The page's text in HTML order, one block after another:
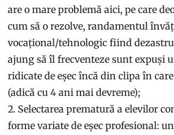
are o mare problemă aici, pe care
cum să o rezolve, randamentul
vocațional/tehnologic fiind
ajung să îl frecventeze sunt expuși
ridicate de eșec încă din clipa în
(adică cu 4 ani mai devreme);
Selectarea prematură a elevilor
forme variate de eșec profesional: